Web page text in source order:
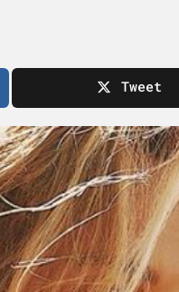
Tweet